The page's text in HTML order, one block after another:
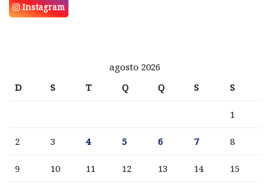
Instagram
agosto 2026
D
S T Q Q S S
1
2 3 4 5 6 7 8
9 10 11 12 13 14 15